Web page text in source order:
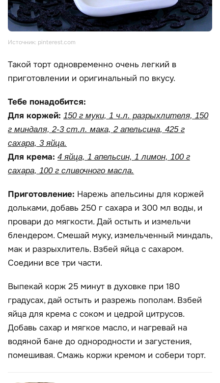
Источник: pinterest.com
Такой торт одновременно очень легкий в
приготовлении и оригинальный по вкусу.
Тебе понадобится:
Для коржей: 150 г муки, 1 ч.л. разрыхлителя, 150
г миндаля, 2-3 ст.л. мака, 2 апельсина, 425 г
сахара, 3 яйца.
Для крема: 4 яйца, 1 апельсин, 1 лимон, 100 г
сахара, 100 г сливочного масла.
Приготовление: Нарежь апельсины для коржей
дольками, добавь 250 г сахара и 300 мл воды, и
провари до мягкости. Дай остыть и измельчи
блендером. Смешай муку, измельченный миндаль,
мак и разрыхлитель. Взбей яйца с сахаром.
Соедини все три части.
Выпекай корж 25 минут в духовке при 180
градусах, дай остыть и разрежь пополам. Взбей
яйца для крема с соком и цедрой цитрусов.
Добавь сахар и мягкое масло, и нагревай на
водяной бане до однородности и загустения,
помешивая. Смажь коржи кремом и собери торт.